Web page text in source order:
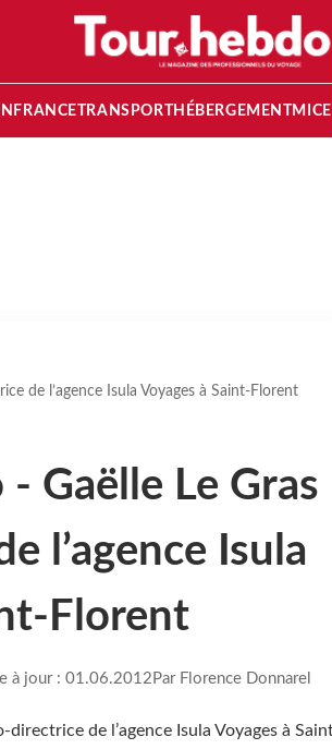
FRANCETRANSPORT HÉBERGEMENTMICE
de l’agence Isula Voyages à Saint-Florent
- Gaëlle Le Gras
l’agence Isula
Florent
à jour : 01.06.2012 Par Florence Donnarel